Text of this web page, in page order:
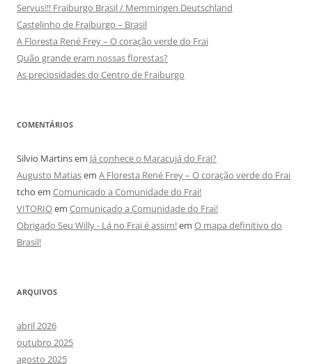
Servus!!! Fraiburgo Brasil / Memmingen Deutschland
Castelinho de Fraiburgo – Brasil
A Floresta René Frey – O coração verde do Frai
Quão grande eram nossas florestas?
As preciosidades do Centro de Fraiburgo
COMENTÁRIOS
Silvio Martinsem Já conhece o Maracujá do Frai?
Augusto Matiasem A Floresta René Frey – O coração verde do Frai
tcho em Comunicado a Comunidade do Frai!
VITORIOem Comunicado a Comunidade do Frai!
Obrigado Seu Willy - Lá no Frai é assim!em O mapa definitivo do
Brasil!
ARQUIVOS
abril 2026
outubro 2025
agosto 2025